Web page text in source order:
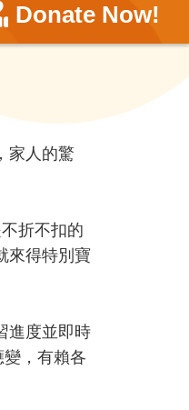
Donate Now!
家人的驚
折不扣的
來得特別寶
進度並即時
，有賴各